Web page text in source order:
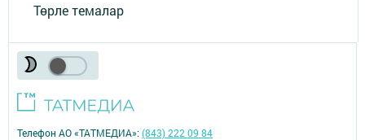
Төрле темалар
Телефон АО «ТАТМЕДИА»:(843) 222 09 84